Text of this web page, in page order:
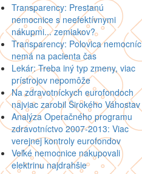
Transparency: Prestanú
nemocnice s neefektívnymi
nákupmi... zemiakov?
Transparency: Polovica nemocníc
nemá na pacienta čas
Lekár: Treba iný typ zmeny, viac
prístrojov nepomôže
Na zdravotníckych eurofondoch
najviac zarobil Širokého Váhostav
Analýza Operačného programu
zdravotníctvo 2007-2013: Viac
verejnej kontroly eurofondov
Veľké nemocnice nakupovali
elektrinu najdrahšie